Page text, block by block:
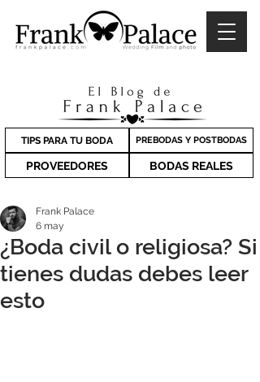
TIPS PARA TU BODA PREBODAS Y POSTBODAS
PROVEEDORES BODAS REALES
¿Boda civil o religiosa? Si
tienes dudas debes leer
esto
Frank Palace
6 may